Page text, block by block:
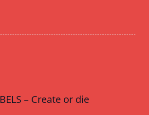
– Create or die